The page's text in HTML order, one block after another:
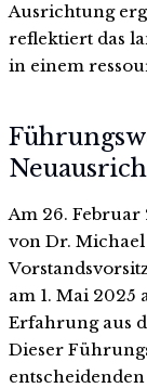
Ausrichtung
reflektiert das
in einem
Am 26. Februar
von Dr.
am 1. Mai
Erfahrung aus
Dieser